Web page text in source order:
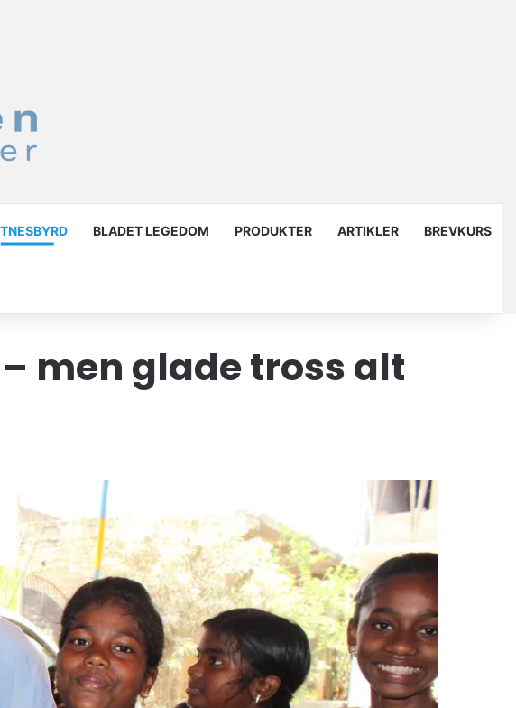
BLADET LEGEDOM PRODUKTER ARTIKLER BREVKURS
men glade tross alt